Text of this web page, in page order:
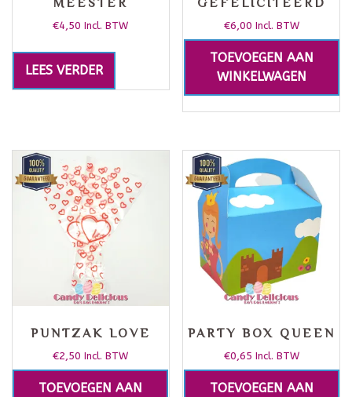
MEESTER
€4,50 Incl. BTW
LEES VERDER
GEFELICITEERD
€6,00 Incl. BTW
TOEVOEGEN AAN
WINKELWAGEN
PUNTZAK LOVE
€2,50 Incl. BTW
TOEVOEGEN AAN
PARTY BOX QUEEN
€0,65 Incl. BTW
TOEVOEGEN AAN